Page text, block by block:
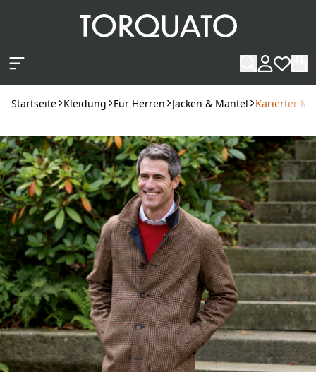
Startseite Kleidung Für Herren Jacken & Mäntel Karierter